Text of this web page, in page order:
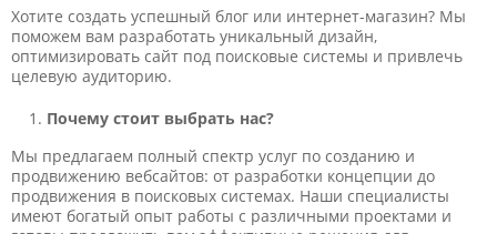
Хотите создать успешный блог или интернет-магазин? Мы
поможем вам разработать уникальный дизайн,
оптимизировать сайт под поисковые системы и привлечь
целевую аудиторию.
Почему стоит выбрать нас?
Мы предлагаем полный спектр услуг по созданию и
продвижению вебсайтов: от разработки концепции до
продвижения в поисковых системах. Наши специалисты
имеют богатый опыт работы с различными проектами и